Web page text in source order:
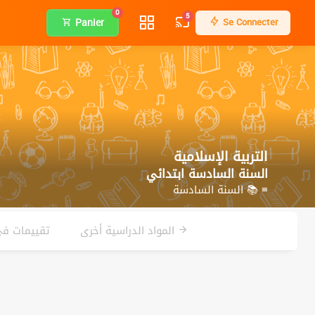
Panier
0 5 Se Connecter
التربية الإسلامية
السنة السادسة ابتدائي
≡ 📚 السنة السادسة
المواد الدراسية أخرى تقييمات